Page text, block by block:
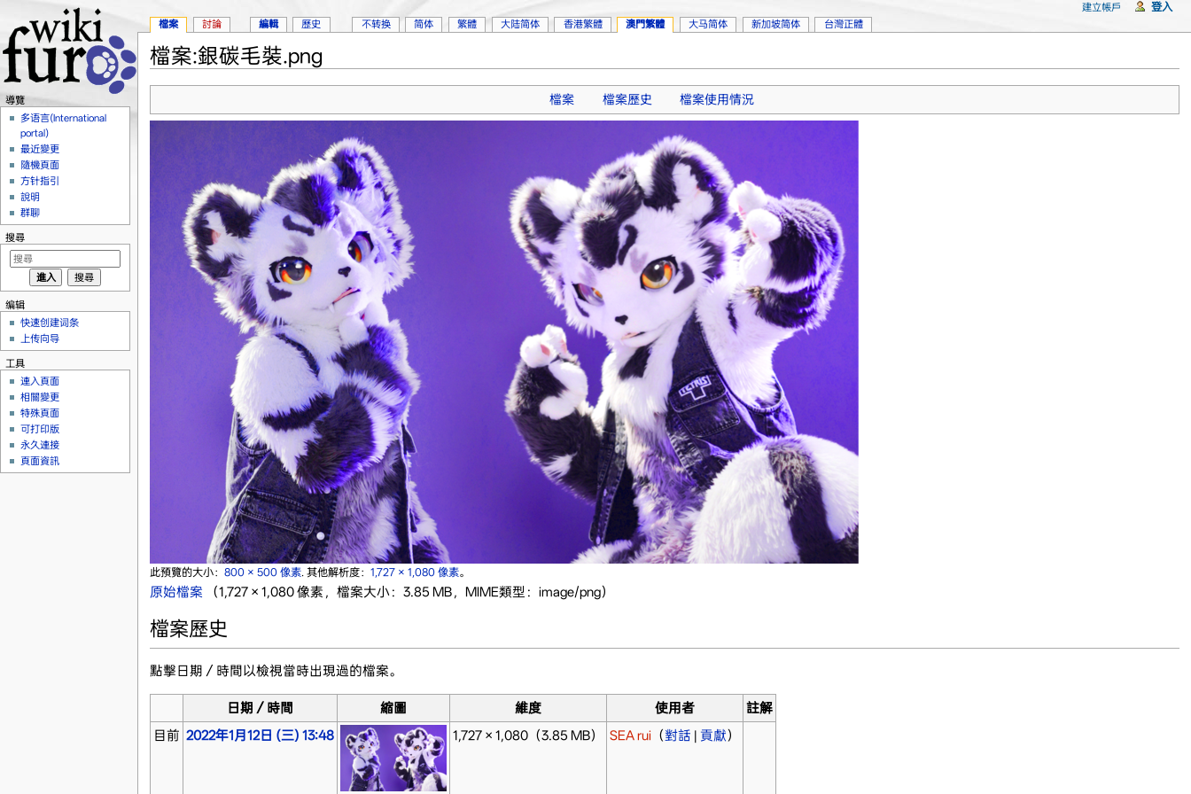
檔案:銀碳毛裝.png
檔案 檔案歷史 檔案使用情況
此預覽的大小： 800 × 500 像素. 其他解析度： 1,727 × 1,080 像素。
原始檔案 （1,727 × 1,080 像素，檔案大小：3.85 MB，MIME類型：image/png）
檔案歷史
點擊日期／時間以檢視當時出現過的檔案。
日期／時間 縮圖 維度 使用者
註解
目前 2022年1月12日 (三) 13:48 1,727 × 1,080（3.85 MB） SEA rui（對話 | 貢獻）
檔案 討論 編輯 歷史 不转换 简体 繁體 大陆简体 香港繁體 澳門繁體 大马简体 新加坡简体 台灣正體
建立帳戶 登入
導覽
多语言(International
portal)
最近變更
隨機頁面
方针指引
說明
群聊
搜尋
编辑
快速创建词条
上传向导
工具
連入頁面
相關變更
特殊頁面
可打印版
永久連接
頁面資訊